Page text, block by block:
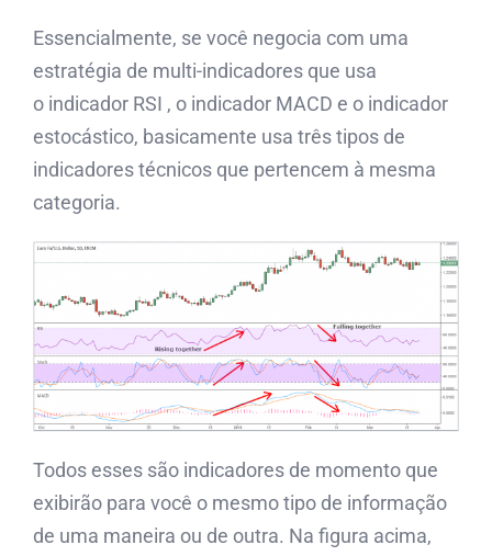
Essencialmente, se você negocia com uma
estratégia de multi-indicadores que usa
o indicador RSI , o indicador MACD e o indicador
estocástico, basicamente usa três tipos de
indicadores técnicos que pertencem à mesma
categoria.
Todos esses são indicadores de momento que
exibirão para você o mesmo tipo de informação
de uma maneira ou de outra. Na figura acima,